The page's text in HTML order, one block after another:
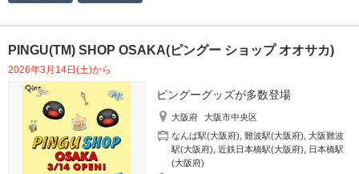
PINGU(TM) SHOP OSAKA(ピングー ショップ オオサカ)
2026年3月14日(土)から
ピングーグッズが多数登場
大阪府
大阪市中央区
なんば駅(大阪府) ,難波駅(大阪府) ,大阪難波
駅(大阪府) ,近鉄日本橋駅(大阪府)
日本橋駅
(大阪府)